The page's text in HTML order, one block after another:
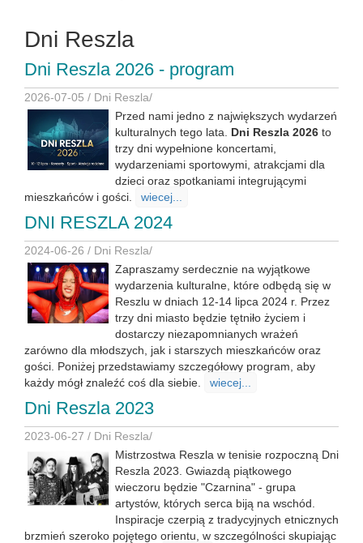
Dni Reszla
Dni Reszla 2026 - program
2026-07-05 / Dni Reszla/
Przed nami jedno z największych wydarzeń
kulturalnych tego lata. Dni Reszla 2026 to
trzy dni wypełnione koncertami,
wydarzeniami sportowymi, atrakcjami dla
dzieci oraz spotkaniami integrującymi
mieszkańców i gości.
wiecej...
DNI RESZLA 2024
2024-06-26 / Dni Reszla/
Zapraszamy serdecznie na wyjątkowe
wydarzenia kulturalne, które odbędą się w
Reszlu w dniach 12-14 lipca 2024 r. Przez
trzy dni miasto będzie tętniło życiem i
dostarczy niezapomnianych wrażeń
zarówno dla młodszych, jak i starszych mieszkańców oraz
gości. Poniżej przedstawiamy szczegółowy program, aby
każdy mógł znaleźć coś dla siebie.
wiecej...
Dni Reszla 2023
2023-06-27 / Dni Reszla/
Mistrzostwa Reszla w tenisie rozpoczną Dni
Reszla 2023. Gwiazdą piątkowego
wieczoru będzie "Czarnina" - grupa
artystów, których serca biją na wschód.
Inspiracje czerpią z tradycyjnych etnicznych
brzmień szeroko pojętego orientu, w szczególności skupiając